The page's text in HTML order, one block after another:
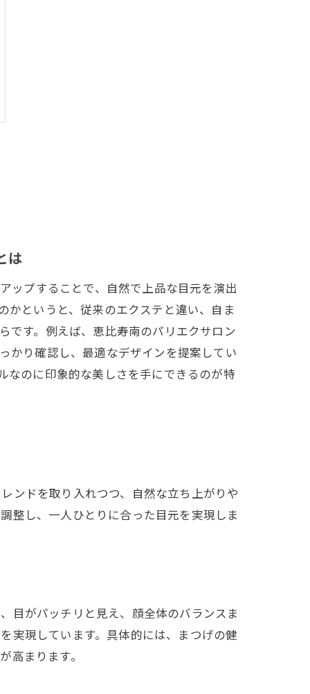
は
ップすることで、自然で上品な目元を演出
かというと、従来のエクステと違い、自ま
です。例えば、恵比寿南のパリエクサロン
かり確認し、最適なデザインを提案してい
なのに印象的な美しさを手にできるのが特
ンドを取り入れつつ、自然な立ち上がりや
整し、一人ひとりに合った目元を実現しま
目がパッチリと見え、顔全体のバランスま
実現しています。具体的には、まつげの健
高まります。